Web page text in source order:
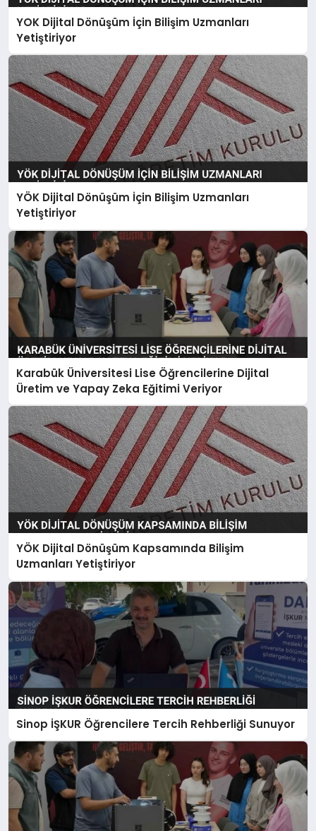
YOK Dijital Dönüşüm İçin Bilişim Uzmanları
Yetiştiriyor
YÖK Dijital Dönüşüm İçin Bilişim Uzmanları
Yetiştiriyor
Karabük Üniversitesi Lise Öğrencilerine Dijital
Üretim ve Yapay Zeka Eğitimi Veriyor
YÖK Dijital Dönüşüm Kapsamında Bilişim
Uzmanları Yetiştiriyor
Sinop İŞKUR Öğrencilere Tercih Rehberliği Sunuyor